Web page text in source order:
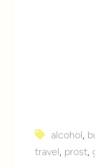
alcohol,
travel, prost,